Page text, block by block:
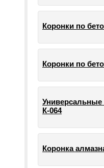
Коронки по
Коронки по
Универсальные
К-064
Коронка